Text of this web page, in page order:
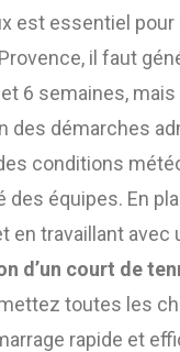
est essentiel
il faut
6 semaines,
des démarches
conditions
des équipes. En
en travaillant avec
d’un court de
toutes les
rapide et